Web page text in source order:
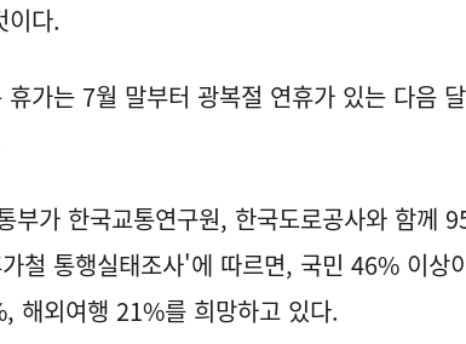
이다.
휴가는 7월 말부터 광복절 연휴가 있는 다음
부가 한국교통연구원, 한국도로공사와 함께
철 통행실태조사'에 따르면, 국민 46% 이상
해외여행 21%를 희망하고 있다.